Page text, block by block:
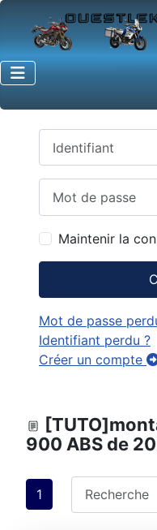
Maintenir la
Mot de passe
Identifiant perdu ?
Créer un compte
900 ABS de
1